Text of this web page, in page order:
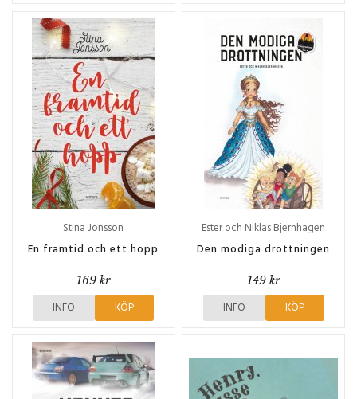
Stina Jonsson
En framtid och ett hopp
169 kr
INFO KÖP
Ester och Niklas Bjernhagen
Den modiga drottningen
149 kr
INFO KÖP